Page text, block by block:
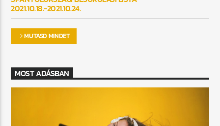
2021.10.18.-2021.10.24.
MUTASD MINDET
MOST ADÁSBAN